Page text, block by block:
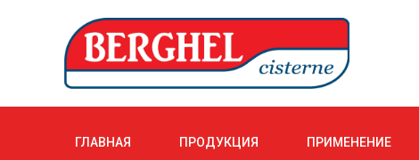
ГЛАВНАЯ ПРОДУКЦИЯ ПРИМЕНЕНИЕ